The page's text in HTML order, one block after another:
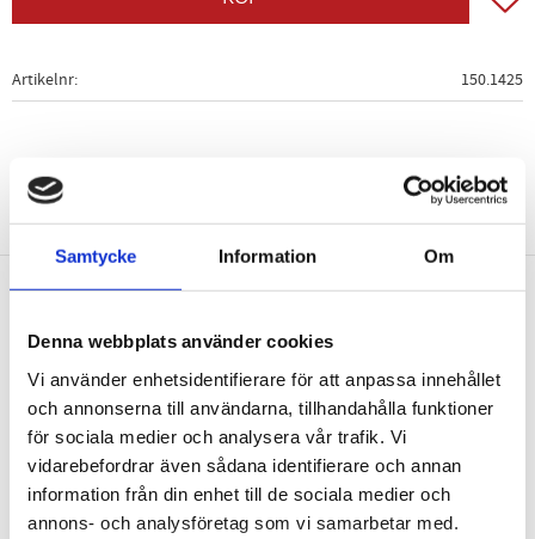
Samtycke Information Om
Denna webbplats använder cookies
Vi använder enhetsidentifierare för att anpassa innehållet
och annonserna till användarna, tillhandahålla funktioner
för sociala medier och analysera vår trafik. Vi
vidarebefordrar även sådana identifierare och annan
information från din enhet till de sociala medier och
annons- och analysföretag som vi samarbetar med.
Artikelnr 150.1425
Nyhetsbrev
PRENUMERERA
Dina personuppgifter behandlas i enlighet med vårintegritetspolicy